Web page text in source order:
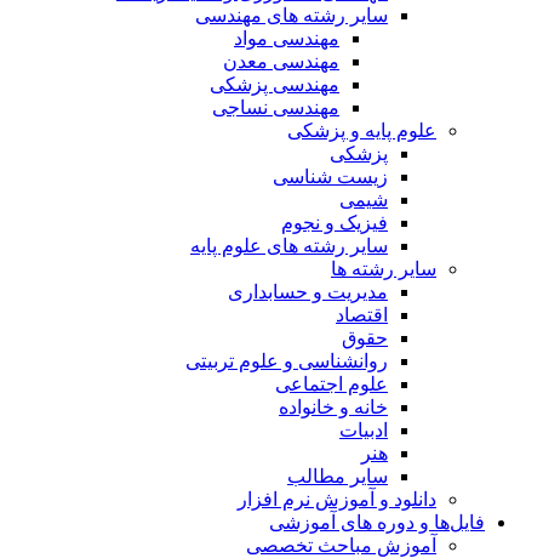
سایر رشته های مهندسی
مهندسی مواد
مهندسی معدن
مهندسی پزشکی
مهندسی نساجی
علوم پایه و پزشکی
پزشکی
زیست شناسی
شیمی
فیزیک و نجوم
سایر رشته های علوم پایه
سایر رشته ها
مدیریت و حسابداری
اقتصاد
حقوق
روانشناسی و علوم تربیتی
علوم اجتماعی
خانه و خانواده
ادبیات
هنر
سایر مطالب
دانلود و آموزش نرم افزار
فایل‌ها و دوره های آموزشی
آموزش مباحث تخصصی